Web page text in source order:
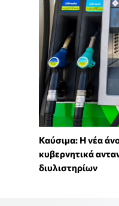
Καύσιμα: Η νέα
κυβερνητικά
διυλιστηρίων